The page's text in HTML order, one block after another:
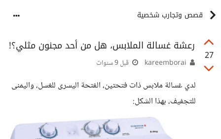
قصص وتجارب شخصية
27
رعشة غسالة الملابس، هل من أحد مجنون مثلي؟!
قبل 9 سنوات
لدي غسالة ملابس ذات فتحتين، الفتحة اليسرى للغسل، واليمنى
للتجفيف، بهذا الشكل: